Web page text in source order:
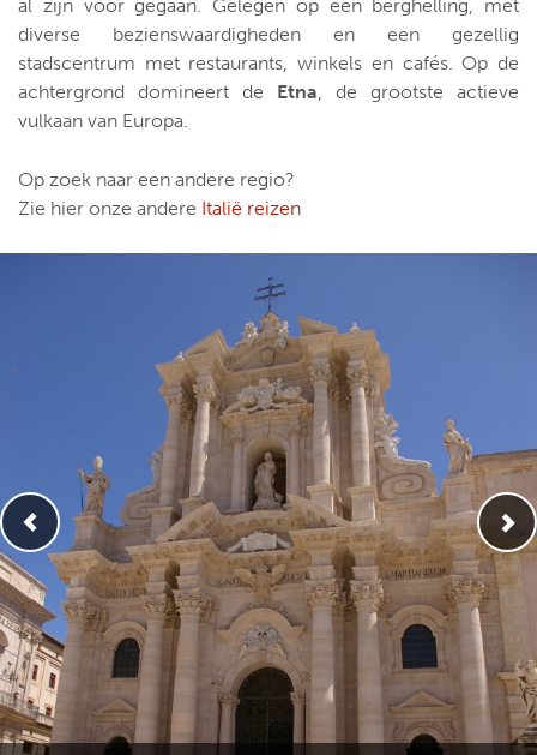
al zijn voor gegaan. Gelegen op een berghelling, met
diverse bezienswaardigheden en een gezellig
stadscentrum met restaurants, winkels en cafés. Op de
achtergrond domineert de Etna, de grootste actieve
vulkaan van Europa.
Op zoek naar een andere regio?
Zie hier onze andere Italië reizen